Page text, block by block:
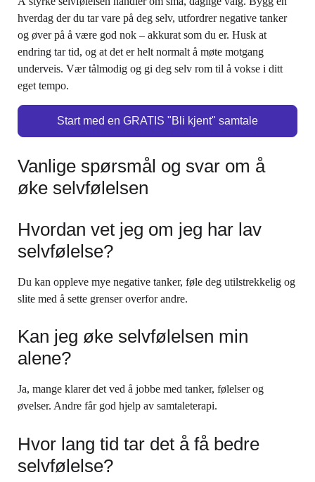
hverdag der du tar vare på deg selv, utfordrer negative tanker
og øver på å være god nok – akkurat som du er. Husk at
endring tar tid, og at det er helt normalt å møte motgang
underveis. Vær tålmodig og gi deg selv rom til å vokse i ditt
eget tempo.
Start med en GRATIS "Bli kjent" samtale
Vanlige spørsmål og svar om å
øke selvfølelsen
Hvordan vet jeg om jeg har lav
selvfølelse?
Du kan oppleve mye negative tanker, føle deg utilstrekkelig og
slite med å sette grenser overfor andre.
Kan jeg øke selvfølelsen min
alene?
Ja, mange klarer det ved å jobbe med tanker, følelser og
øvelser. Andre får god hjelp av samtaleterapi.
Hvor lang tid tar det å få bedre
selvfølelse?